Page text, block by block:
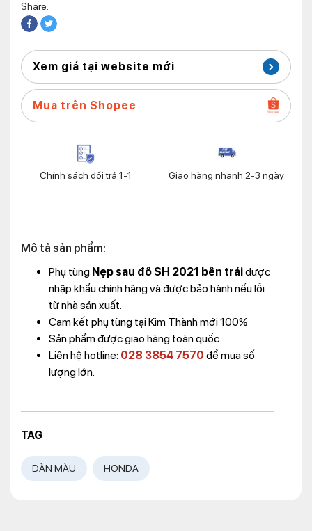
Share:
Xem giá tại website mới
Mua trên Shopee
Chính sách đổi trả 1-1 Giao hàng nhanh 2-3 ngày
Mô tả sản phẩm:
Phụ tùng Nẹp sau đô SH 2021 bên tráiđược
nhập khẩu chính hãng và được bảo hành nếu lỗi
từ nhà sản xuất.
Cam kết phụ tùng tại Kim Thành mới 100%
Sản phẩm được giao hàng toàn quốc.
Liên hệ hotline: 028 3854 7570 để mua số
lượng lớn.
TAG
DÀN MÀU HONDA